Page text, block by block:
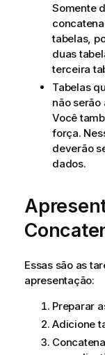
Somente
tabelas,
duas
terceira
Tabelas
não
Você
força.
deverão
dados.
Essas são as
apresentação:
Preparar
Adicione